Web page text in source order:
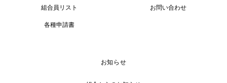
組合員リスト
各種申請書
お問い合わせ
お知らせ